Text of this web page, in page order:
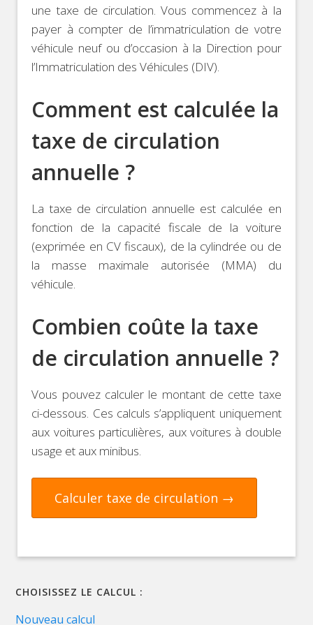
une taxe de circulation. Vous commencez à la
payer à compter de l’immatriculation de votre
véhicule neuf ou d’occasion à la Direction pour
l’Immatriculation des Véhicules (DIV).
Comment est calculée la
taxe de circulation
annuelle ?
La taxe de circulation annuelle est calculée en
fonction de la capacité fiscale de la voiture
(exprimée en CV fiscaux), de la cylindrée ou de
la masse maximale autorisée (MMA) du
véhicule.
Combien coûte la taxe
de circulation annuelle ?
Vous pouvez calculer le montant de cette taxe
ci-dessous. Ces calculs s’appliquent uniquement
aux voitures particulières, aux voitures à double
usage et aux minibus.
Calculer taxe de circulation →
CHOISISSEZ LE CALCUL :
Nouveau calcul